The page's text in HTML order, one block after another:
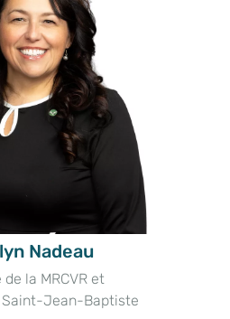
Nadeau
la MRCVR et
Saint-Jean-Baptiste